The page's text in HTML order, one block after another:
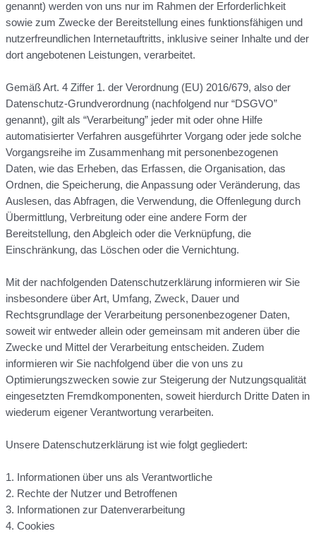
genannt) werden von uns nur im Rahmen der Erforderlichkeit
sowie zum Zwecke der Bereitstellung eines funktionsfähigen und
nutzerfreundlichen Internetauftritts, inklusive seiner Inhalte und der
dort angebotenen Leistungen, verarbeitet.
Gemäß Art. 4 Ziffer 1. der Verordnung (EU) 2016/679, also der
Datenschutz-Grundverordnung (nachfolgend nur “DSGVO”
genannt), gilt als “Verarbeitung” jeder mit oder ohne Hilfe
automatisierter Verfahren ausgeführter Vorgang oder jede solche
Vorgangsreihe im Zusammenhang mit personenbezogenen
Daten, wie das Erheben, das Erfassen, die Organisation, das
Ordnen, die Speicherung, die Anpassung oder Veränderung, das
Auslesen, das Abfragen, die Verwendung, die Offenlegung durch
Übermittlung, Verbreitung oder eine andere Form der
Bereitstellung, den Abgleich oder die Verknüpfung, die
Einschränkung, das Löschen oder die Vernichtung.
Mit der nachfolgenden Datenschutzerklärung informieren wir Sie
insbesondere über Art, Umfang, Zweck, Dauer und
Rechtsgrundlage der Verarbeitung personenbezogener Daten,
soweit wir entweder allein oder gemeinsam mit anderen über die
Zwecke und Mittel der Verarbeitung entscheiden. Zudem
informieren wir Sie nachfolgend über die von uns zu
Optimierungszwecken sowie zur Steigerung der Nutzungsqualität
eingesetzten Fremdkomponenten, soweit hierdurch Dritte Daten in
wiederum eigener Verantwortung verarbeiten.
Unsere Datenschutzerklärung ist wie folgt gegliedert:
1. Informationen über uns als Verantwortliche
2. Rechte der Nutzer und Betroffenen
3. Informationen zur Datenverarbeitung
4. Cookies